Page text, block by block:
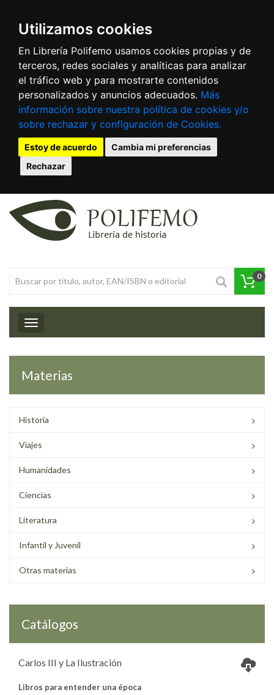
Utilizamos cookies
En Librería Polifemo usamos cookies propias y de
terceros, redes sociales y analíticas para analizar
el tráfico web y para mostrarte contenidos
personalizados y anuncios adecuados. Más
información sobre nuestra política de cookies y/o
sobre rechazar y configuración de Cookies.
Estoy de acuerdo
Cambia mi preferencias
Rechazar
0
Toggle navigation
Materias
Historia
Viajes
Humanidades
Ciencias
Literatura
Infantil y Juvenil
Otras materias
Catálogos
Carlos III y La Ilustración
Libros para entender una época